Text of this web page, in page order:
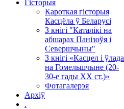
Гісторыя
Кароткая гісторыя
Касцёла ў Беларусі
З кнігі "Каталікі на
абшарах Панізоўя і
Севершчыны"
З кнігі «Касцел і ўлада
на Гомельшчыне (20-
30-е гады ХХ ст.)»
Фотагалерэя
Архіў
.